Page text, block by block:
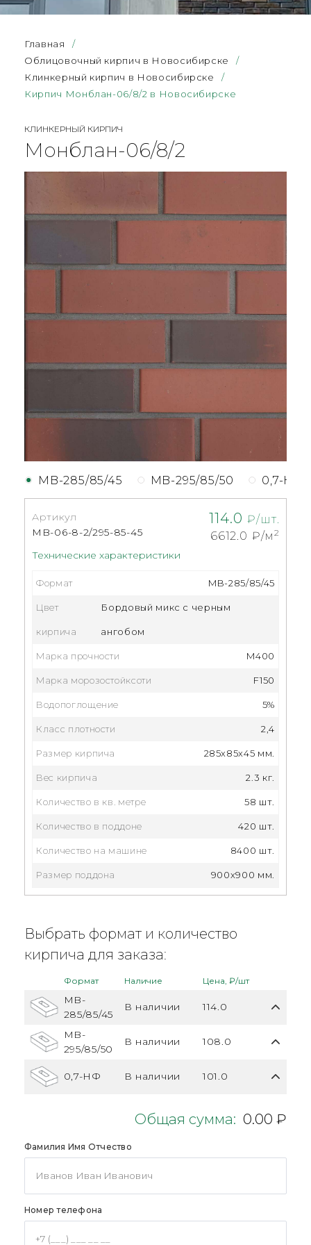
Главная
/
Облицовочный кирпич в Новосибирске
/
Клинкерный кирпич в Новосибирске
/
Кирпич Монблан-06/8/2 в Новосибирске
КЛИНКЕРНЫЙ КИРПИЧ
Монблан-06/8/2
114.0 ₽/шт.
6612.0 ₽/м2
MB-285/85/45 MB-295/85/50 0,7-НФ
Технические характеристики
Артикул
MB-06-8-2/295-85-45
Формат MB-285/85/45
Цвет
кирпича
Бордовый микс с черным
ангобом
Марка прочности M400
Марка морозостойксоти F150
Водопоглощение 5%
Класс плотности 2,4
Размер кирпича 285x85x45 мм.
Вес кирпича 2.3 кг.
Количество в кв. метре 58 шт.
Количество в поддоне 420 шт.
Количество на машине 8400 шт.
Размер поддона 900x900 мм.
Выбрать формат и количество
кирпича для заказа:
Формат Наличие Цена, ₽/шт
MB-
285/85/45
В наличии 114.0
MB-
295/85/50
В наличии 108.0
0,7-НФ В наличии 101.0
Общая сумма: 0.00 ₽
Фамилия Имя Отчество
Номер телефона